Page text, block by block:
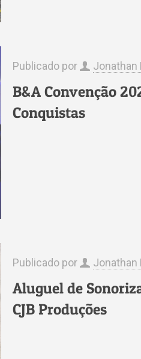
Publicado por Jonathan
B&A Convenção
Conquistas
Publicado por Jonathan
Aluguel de
CJB Produções